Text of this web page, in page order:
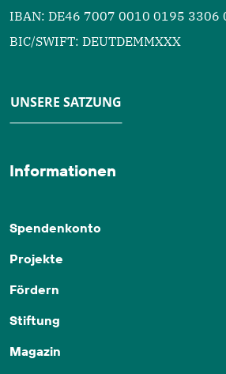
IBAN: DE46 7007 0010 0195 3306
BIC/SWIFT: DEUTDEMMXXX
UNSERE SATZUNG
Informationen
Spendenkonto
Projekte
Fördern
Stiftung
Magazin